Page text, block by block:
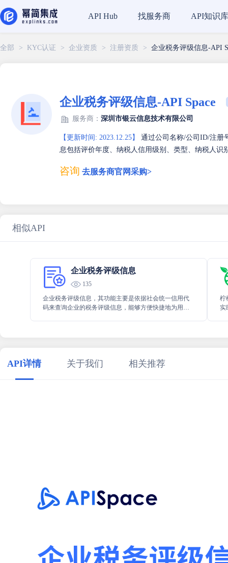
API Hub 找服务商 API知识库
全部 > KYC认证 > 企业资质 > 注册资质 > 企业税务评级信息-API
企业税务评级信息-API Space
服务商： 深圳市银云信息技术有限公司
【更新时间: 2023.12.25】
通过公司名称/公司ID/注册
息包括评价年度、纳税人信用级别、类型、纳税人识
咨询 去服务商官网采购>
相似API
企业税务评级信息
135
企业税务评级信息，其功能主要是依据社会统一信用代
码来查询企业的税务评级信息，能够方便快捷地为用户
柠
实
API详情 关于我们 相关推荐